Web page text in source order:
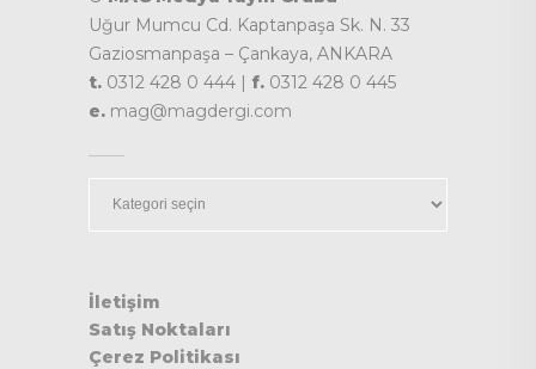
Uğur Mumcu Cd. Kaptanpaşa Sk. N. 33
Gaziosmanpaşa – Çankaya, ANKARA
t. 0312 428 0 444 | f. 0312 428 0 445
e. mag@magdergi.com
İletişim
Satış Noktaları
Çerez Politikası